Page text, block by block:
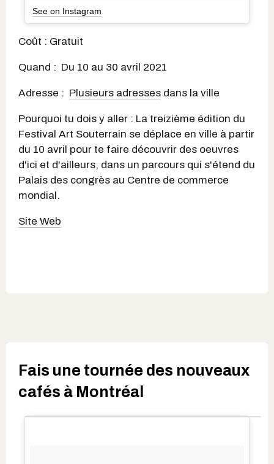
See on Instagram
Coût : Gratuit
Quand : Du 10 au 30 avril 2021
Adresse : Plusieurs adresses dans la ville
Pourquoi tu dois y aller : La treizième édition du
Festival Art Souterrain se déplace en ville à partir
du 10 avril pour te faire découvrir des oeuvres
d'ici et d'ailleurs, dans un parcours qui s'étend du
Palais des congrès au Centre de commerce
mondial.
Site Web
Fais une tournée des nouveaux
cafés à Montréal